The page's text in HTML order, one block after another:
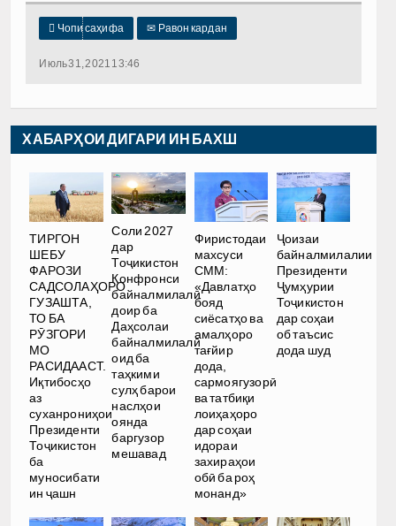
 Чопи саҳифа ✉ Равон кардан
Июль 31, 2021 13:46
ХАБАРҲОИ ДИГАРИ ИН БАХШ
ТИРГОН
ШЕБУ
ФАРОЗИ
САДСОЛАҲОРО
ГУЗАШТА,
ТО БА
РӮЗГОРИ
МО
РАСИДААСТ.
Иқтибосҳо
аз
суханрониҳои
Президенти
Тоҷикистон
ба
муносибати
ин ҷашн
Соли 2027
дар
Тоҷикистон
Конфронси
байналмилалӣ
доир ба
Даҳсолаи
байналмилалӣ
оид ба
таҳкими
сулҳ барои
наслҳои
оянда
баргузор
мешавад
Фиристодаи
махсуси
СММ:
«Давлатҳо
бояд
сиёсатҳо ва
амалҳоро
тағйир
дода,
сармоягузорӣ
ва татбиқи
лоиҳаҳоро
дар соҳаи
идораи
захираҳои
обӣ ба роҳ
монанд»
Ҷоизаи
байналмилалии
Президенти
Ҷумҳурии
Тоҷикистон
дар соҳаи
об таъсис
дода шуд